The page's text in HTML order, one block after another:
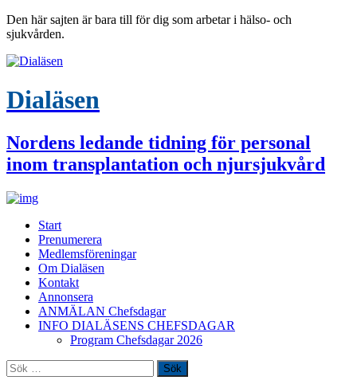
Den här sajten är bara till för dig som arbetar i hälso- och
sjukvården.
Dialäsen
Nordens ledande tidning för personal
inom transplantation och njursjukvård
Start
Prenumerera
Medlemsföreningar
Om Dialäsen
Kontakt
Annonsera
ANMÄLAN Chefsdagar
INFO DIALÄSENS CHEFSDAGAR
Program Chefsdagar 2026
Sök
efter: